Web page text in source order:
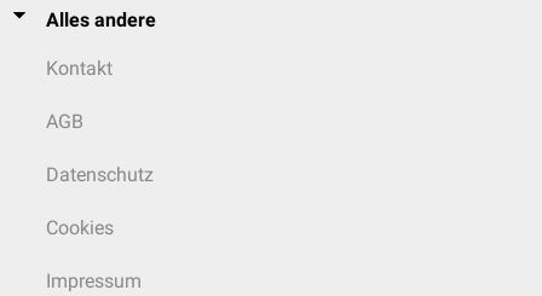
Alles andere
Kontakt
AGB
Datenschutz
Cookies
Impressum